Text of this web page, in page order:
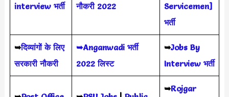
interview भर्ती
नौकरी 2022
Servicemen]
भर्ती
➥दिव्यांगों के लिए
सरकारी नौकरी
➥Anganwadi भर्ती
2022 लिस्ट
➥Jobs By
Interview भर्ती
➥Rojgar